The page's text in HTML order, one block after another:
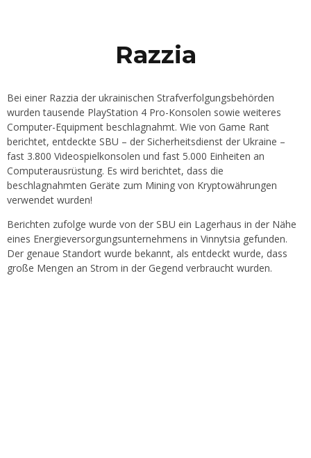
Razzia
Bei einer Razzia der ukrainischen Strafverfolgungsbehörden
wurden tausende PlayStation 4 Pro-Konsolen sowie weiteres
Computer-Equipment beschlagnahmt. Wie von Game Rant
berichtet, entdeckte SBU – der Sicherheitsdienst der Ukraine –
fast 3.800 Videospielkonsolen und fast 5.000 Einheiten an
Computerausrüstung. Es wird berichtet, dass die
beschlagnahmten Geräte zum Mining von Kryptowährungen
verwendet wurden!
Berichten zufolge wurde von der SBU ein Lagerhaus in der Nähe
eines Energieversorgungsunternehmens in Vinnytsia gefunden.
Der genaue Standort wurde bekannt, als entdeckt wurde, dass
große Mengen an Strom in der Gegend verbraucht wurden.